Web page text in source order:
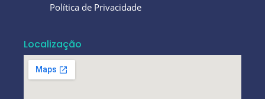
Política de Privacidade
Localização